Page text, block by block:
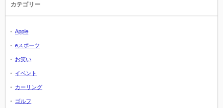
カテゴリー
Apple
eスポーツ
お笑い
イベント
カーリング
ゴルフ